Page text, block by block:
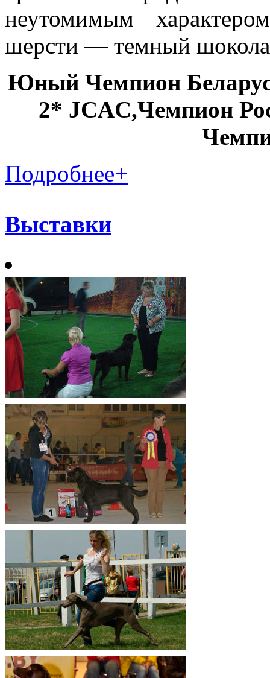
неутомимым
шерсти — темный
Юный Чемпион
2* JCAC,Чемпион
Подробнее+
Выставки